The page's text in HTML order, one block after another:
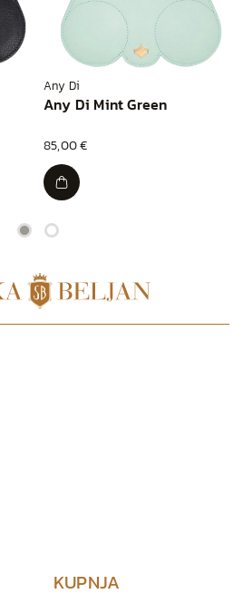
Any Di
Any Di Mint Green
85,00 €
KUPNJA